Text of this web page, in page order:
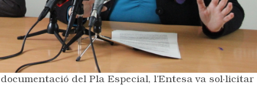
del Pla Especial, l’Entesa va sol·licitar